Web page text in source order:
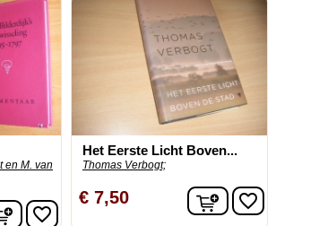
en M. van
In winkelwagen
favorite_border
Het Eerste Licht Boven...
Thomas Verbogt;
€ 7,50 Infavorite_border